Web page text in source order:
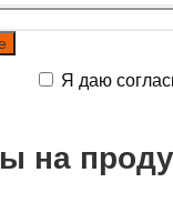
Я даю
на